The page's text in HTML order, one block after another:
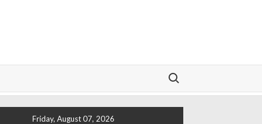
Search for:
Friday, August 07, 2026